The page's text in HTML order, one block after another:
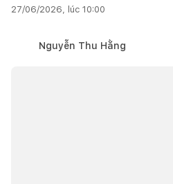
27/06/2026, lúc 10:00
Nguyễn Thu Hằng